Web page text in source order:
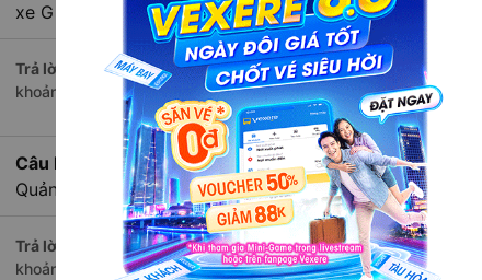
xe Giường nằm?
Trả lời: Đường di chuyển bằngxe Giường nằm đi Thường Tín -
khoảng 417 km.
Câu hỏi:
Mỗi ngày có bao nhiêu chuyến xe Giường
Quảng Bình?
Trả lời: Tuyến đườngxe Giường nằm Thường Tín - Hà Nội Lệ
khoảng 12 chuyến trênVexere.combắt đầu từ 10:30 đến